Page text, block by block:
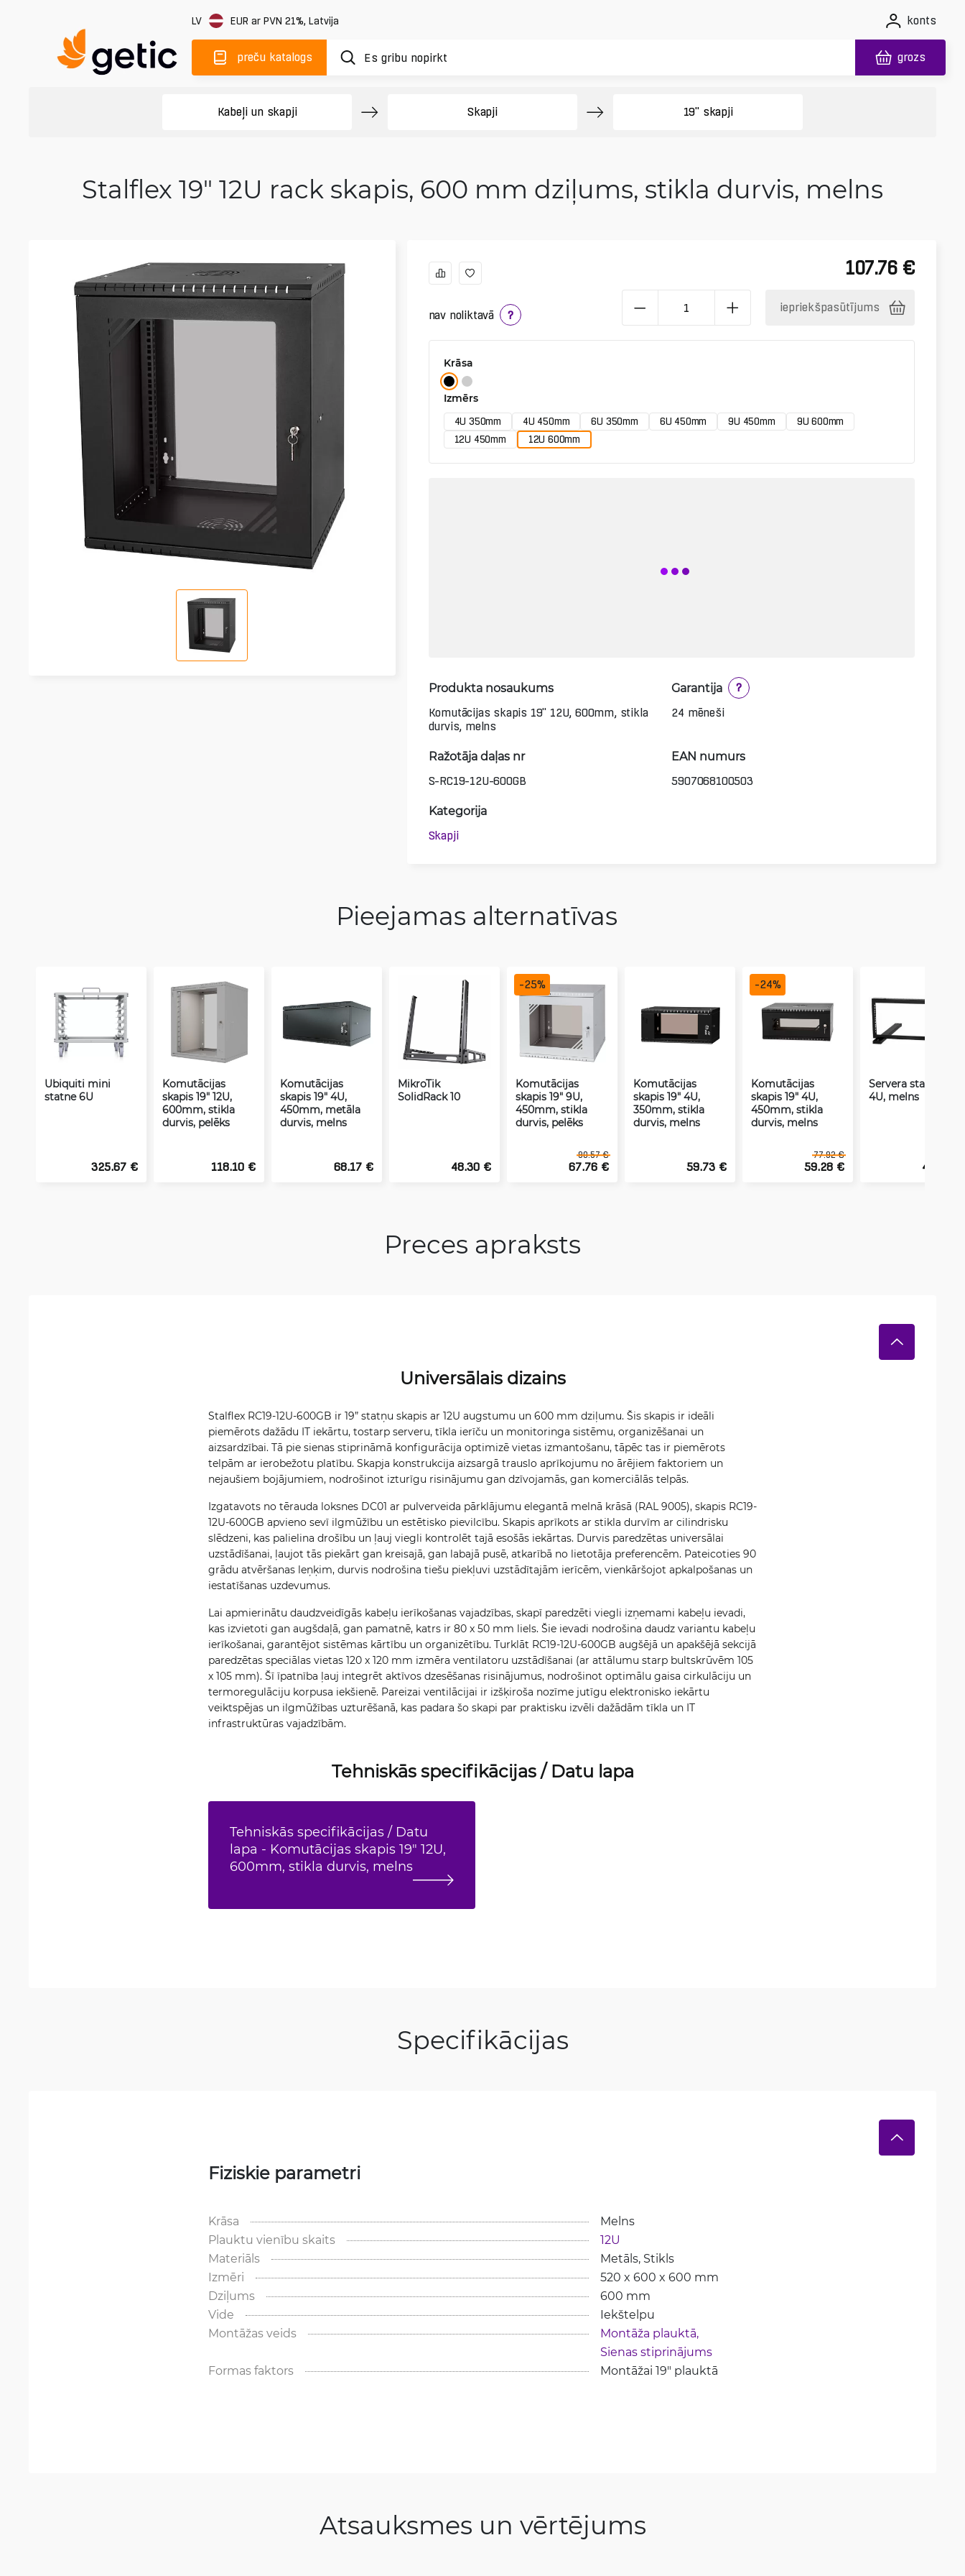
LV EUR ar PVN 21%, Latvija konts
preču katalogs grozs
Kabeļi un skapji Skapji 19" skapji
Stalflex 19" 12U rack skapis, 600 mm dziļums, stikla durvis, melns
nav noliktavā ?
107.76 €
iepriekšpasūtījums
Krāsa
Izmērs
4U 350mm 4U 450mm 6U 350mm 6U 450mm 9U 450mm
9U 600mm
12U 450mm
12U 600mm
Produkta nosaukums
Komutācijas skapis 19" 12U, 600mm, stikla
durvis, melns
Garantija
?
24 mēneši
Ražotāja daļas nr
S-RC19-12U-600GB
EAN numurs
5907068100503
Kategorija
Skapji
Pieejamas alternatīvas
Ubiquiti mini
statne 6U
325.67 €
Komutācijas
skapis 19" 12U,
600mm, stikla
durvis, pelēks
118.10 €
Komutācijas
skapis 19" 4U,
450mm, metāla
durvis, melns
68.17 €
MikroTik
SolidRack 10
48.30 €
Komutācijas
skapis 19" 9U,
450mm, stikla
durvis, pelēks
90.57 €
67.76 €
-25%
Komutācijas
skapis 19" 4U,
350mm, stikla
durvis, melns
59.73 €
Komutācijas
skapis 19" 4U,
450mm, stikla
durvis, melns
77.92 €
59.28 €
-24%
Servera statīvs 19"
4U, melns
46.96 €
Preces apraksts
Universālais dizains
Stalflex RC19-12U-600GB ir 19” statņu skapis ar 12U augstumu un 600 mm dziļumu. Šis skapis ir ideāli
piemērots dažādu IT iekārtu, tostarp serveru, tīkla ierīču un monitoringa sistēmu, organizēšanai un
aizsardzībai. Tā pie sienas stiprināmā konfigurācija optimizē vietas izmantošanu, tāpēc tas ir piemērots
telpām ar ierobežotu platību. Skapja konstrukcija aizsargā trauslo aprīkojumu no ārējiem faktoriem un
nejaušiem bojājumiem, nodrošinot izturīgu risinājumu gan dzīvojamās, gan komerciālās telpās.
Izgatavots no tērauda loksnes DC01 ar pulverveida pārklājumu elegantā melnā krāsā (RAL 9005), skapis RC19-
12U-600GB apvieno sevī ilgmūžību un estētisko pievilcību. Skapis aprīkots ar stikla durvīm ar cilindrisku
slēdzeni, kas palielina drošību un ļauj viegli kontrolēt tajā esošās iekārtas. Durvis paredzētas universālai
uzstādīšanai, ļaujot tās piekārt gan kreisajā, gan labajā pusē, atkarībā no lietotāja preferencēm. Pateicoties 90
grādu atvēršanas leņķim, durvis nodrošina tiešu piekļuvi uzstādītajām ierīcēm, vienkāršojot apkalpošanas un
iestatīšanas uzdevumus.
Lai apmierinātu daudzveidīgās kabeļu ierīkošanas vajadzības, skapī paredzēti viegli izņemami kabeļu ievadi,
kas izvietoti gan augšdaļā, gan pamatnē, katrs ir 80 x 50 mm liels. Šie ievadi nodrošina daudz variantu kabeļu
ierīkošanai, garantējot sistēmas kārtību un organizētību. Turklāt RC19-12U-600GB augšējā un apakšējā sekcijā
paredzētas speciālas vietas 120 x 120 mm izmēra ventilatoru uzstādīšanai (ar attālumu starp bultskrūvēm 105
x 105 mm). Šī īpatnība ļauj integrēt aktīvos dzesēšanas risinājumus, nodrošinot optimālu gaisa cirkulāciju un
termoregulāciju korpusa iekšienē. Pareizai ventilācijai ir izšķiroša nozīme jutīgu elektronisko iekārtu
veiktspējas un ilgmūžības uzturēšanā, kas padara šo skapi par praktisku izvēli dažādām tīkla un IT
infrastruktūras vajadzībām.
Tehniskās specifikācijas / Datu lapa
Tehniskās specifikācijas / Datu
lapa - Komutācijas skapis 19" 12U,
600mm, stikla durvis, melns
Specifikācijas
Fiziskie parametri
Krāsa
Melns
Plauktu vienību skaits
12U
Materiāls
Metāls, Stikls
Izmēri
520 x 600 x 600 mm
Dziļums
600 mm
Vide
Iekštelpu
Montāžas veids
Montāža plauktā,
Sienas stiprinājums
Formas faktors
Montāžai 19" plauktā
Atsauksmes un vērtējums